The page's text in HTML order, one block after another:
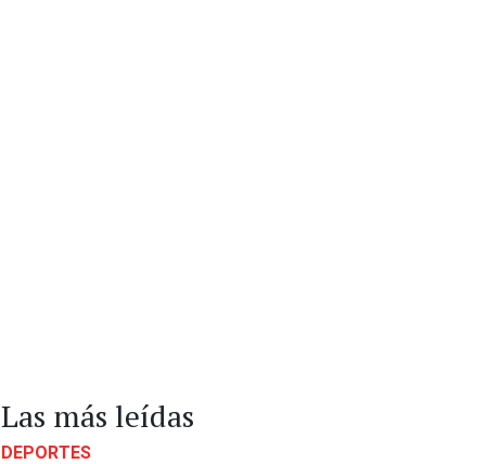
Las más leídas
DEPORTES